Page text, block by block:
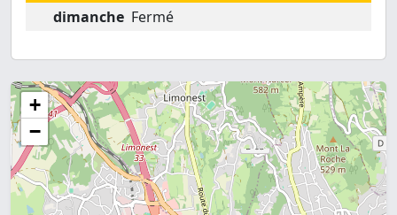
dimanche Fermé
+
−